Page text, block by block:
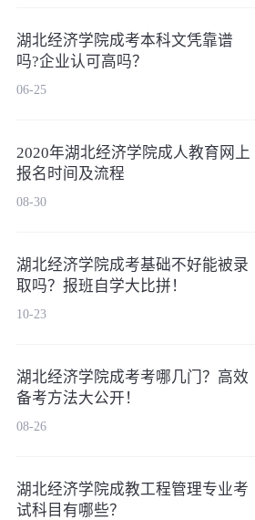
湖北经济学院成考本科文凭靠谱
吗?企业认可高吗？
06-25
2020年湖北经济学院成人教育网上
报名时间及流程
08-30
湖北经济学院成考基础不好能被录
取吗？报班自学大比拼！
10-23
湖北经济学院成考考哪几门？高效
备考方法大公开！
08-26
湖北经济学院成教工程管理专业考
试科目有哪些？